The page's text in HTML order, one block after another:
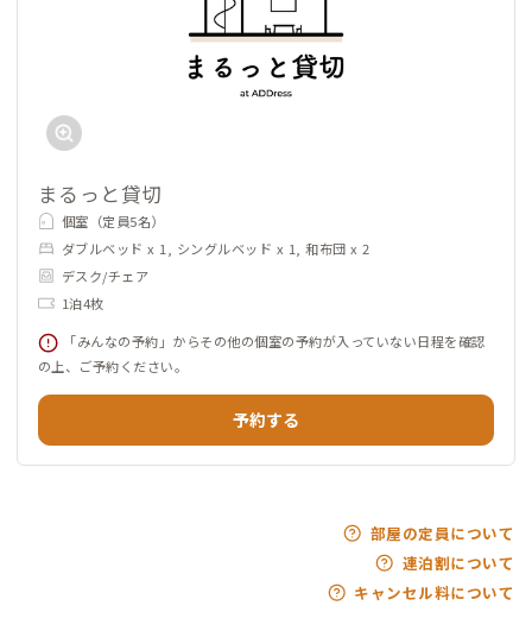
まるっと貸切
個室（定員5名）
ダブルベッド x 1, シングルベッド x 1, 和布団 x 2
デスク/チェア
1泊4枚
「みんなの予約」からその他の個室の予約が入っていない日程を確認
の上、ご予約ください。
予約する
部屋の定員について
連泊割について
キャンセル料について